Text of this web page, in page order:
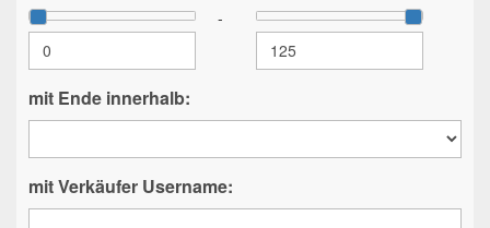
-
mit Ende innerhalb:
mit Verkäufer Username: